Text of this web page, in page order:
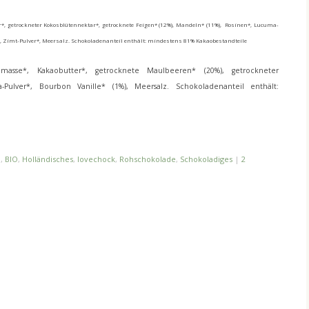
getrockneter Kokosblütennektar*, getrocknete Feigen* (12%), Mandeln* (11%), Rosinen*, Lucuma-
Pulver*, Meersalz. Schokoladenanteil enthält: mindestens 81% Kakaobestandteile
Kakaobutter*, getrocknete Maulbeeren* (20%), getrockneter
Pulver*, Bourbon Vanille* (1%), Meersalz. Schokoladenanteil enthält:
, BIO, Holländisches, lovechock, Rohschokolade, Schokoladiges | 2